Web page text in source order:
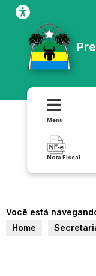
Menu
Nota Fiscal
Você está
Home